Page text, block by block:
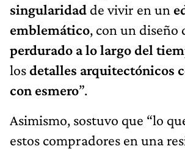
singularidad de vivir en un
emblemático, con un diseño
perdurado a lo largo del
losdetalles arquitectónicos
con esmero”.
Asimismo, sostuvo que “lo
estos compradores en una